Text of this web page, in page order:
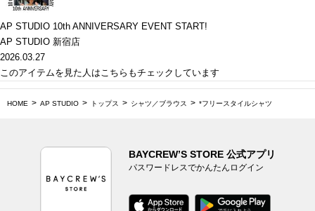
AP STUDIO 10th ANNIVERSARY EVENT START!
AP STUDIO 新宿店
2026.03.27
このアイテムを見た人はこちらもチェックしています
HOME AP STUDIO トップス シャツ／ブラウス *フリースタイルシャツ
BAYCREW’S STORE 公式アプリ
パスワードレスでかんたんログイン